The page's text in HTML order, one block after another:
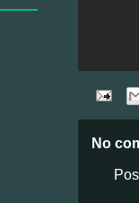
No